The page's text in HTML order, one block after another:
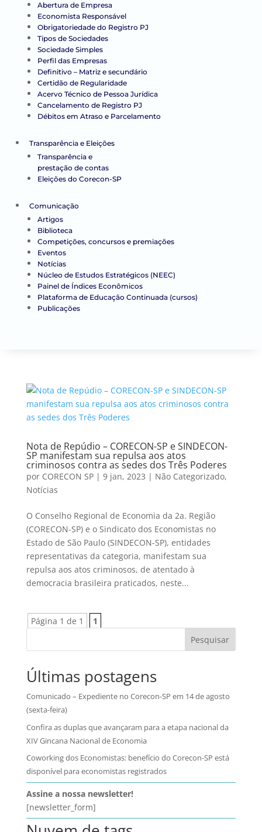
Abertura de Empresa
Economista Responsável
Obrigatoriedade do Registro PJ
Tipos de Sociedades
Sociedade Simples
Perfil das Empresas
Definitivo – Matriz e secundário
Certidão de Regularidade
Acervo Técnico de Pessoa Jurídica
Cancelamento de Registro PJ
Débitos em Atraso e Parcelamento
Transparência e Eleições
Transparência e
prestação de contas
Eleições do Corecon-SP
Comunicação
Artigos
Biblioteca
Competições, concursos e premiações
Eventos
Notícias
Núcleo de Estudos Estratégicos (NEEC)
Painel de Índices Econômicos
Plataforma de Educação Continuada (cursos)
Publicações
Nota de Repúdio – CORECON-SP e SINDECON-
SP manifestam sua repulsa aos atos
criminosos contra as sedes dos Três Poderes
por CORECON SP| 9 jan, 2023 | Não Categorizado,
Notícias
O Conselho Regional de Economia da 2a. Região
(CORECON-SP) e o Sindicato dos Economistas no
Estado de São Paulo (SINDECON-SP), entidades
representativas da categoria, manifestam sua
repulsa aos atos criminosos, de atentado à
democracia brasileira praticados, neste...
Página 1 de 1
1
Pesquisar
Últimas postagens
Comunicado – Expediente no Corecon-SP em 14 de agosto
(sexta-feira)
Confira as duplas que avançaram para a etapa nacional da
XIV Gincana Nacional de Economia
Coworking dos Economistas: benefício do Corecon-SP está
disponível para economistas registrados
Assine a nossa newsletter!
[newsletter_form]